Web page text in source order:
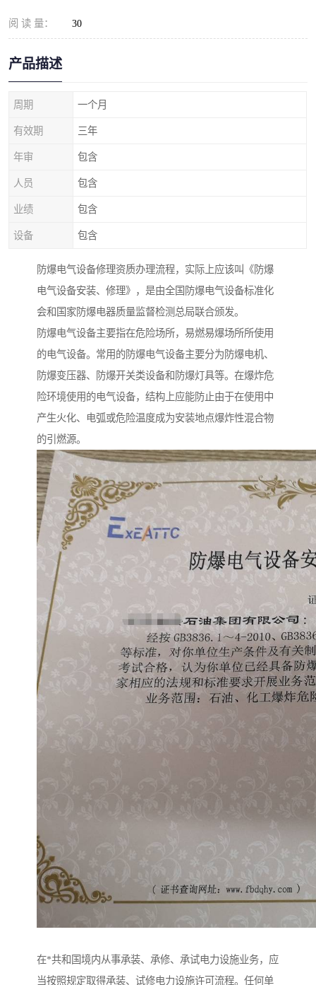
阅 读 量： 30
产品描述
周期 一个月
有效期 三年
年审 包含
人员 包含
业绩 包含
设备 包含
防爆电气设备修理资质办理流程，实际上应该叫《防爆
电气设备安装、修理》，是由全国防爆电气设备标准化
会和国家防爆电器质量监督检测总局联合颁发。
防爆电气设备主要指在危险场所，易燃易爆场所所使用
的电气设备。常用的防爆电气设备主要分为防爆电机、
防爆变压器、防爆开关类设备和防爆灯具等。在爆炸危
险环境使用的电气设备，结构上应能防止由于在使用中
产生火化、电弧或危险温度成为安装地点爆炸性混合物
的引燃源。
在*共和国境内从事承装、承修、承试电力设施业务，应
当按照规定取得承装、试修电力设施许可流程。任何单